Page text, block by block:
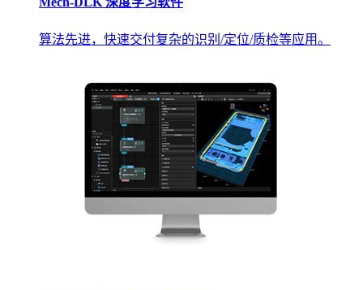
算法先进，快速交付复杂的识别/定位/质检等应用。